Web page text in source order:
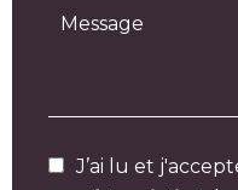
J’ai lu et